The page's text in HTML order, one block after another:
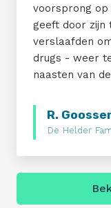
voorsprong op
geeft door zijn
verslaafden
drugs - weer
naasten van
R.
De Helder